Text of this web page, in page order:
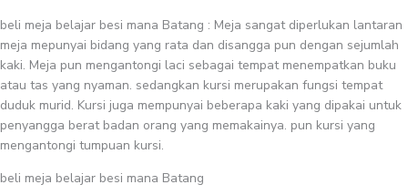
beli meja belajar besi mana Batang : Meja sangat diperlukan lantaran
meja mepunyai bidang yang rata dan disangga pun dengan sejumlah
kaki. Meja pun mengantongi laci sebagai tempat menempatkan buku
atau tas yang nyaman. sedangkan kursi merupakan fungsi tempat
duduk murid. Kursi juga mempunyai beberapa kaki yang dipakai untuk
penyangga berat badan orang yang memakainya. pun kursi yang
mengantongi tumpuan kursi.
beli meja belajar besi mana Batang